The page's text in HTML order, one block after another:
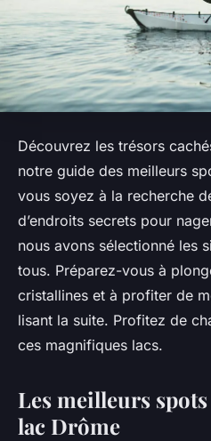
Découvrez les trésors
notre guide des meilleurs
vous soyez à la recherche
d’endroits secrets pour
nous avons sélectionné les
tous. Préparez-vous à
cristallines et à profiter de
lisant la suite. Profitez de
ces magnifiques lacs.
Les meilleurs
lac Drôme